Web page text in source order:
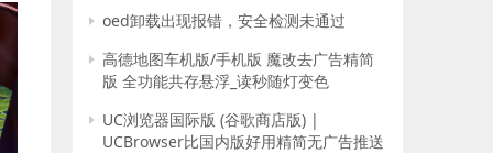
oed卸载出现报错，安全检测未通过
高德地图车机版/手机版 魔改去广告精简
版 全功能共存悬浮_读秒随灯变色
UC浏览器国际版 (谷歌商店版) |
UCBrowser比国内版好用精简无广告推送